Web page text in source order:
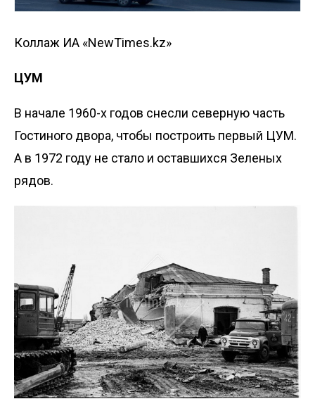
Коллаж ИА «NewTimes.kz»
ЦУМ
В начале 1960-х годов снесли северную часть
Гостиного двора, чтобы построить первый ЦУМ.
А в 1972 году не стало и оставшихся Зеленых
рядов.